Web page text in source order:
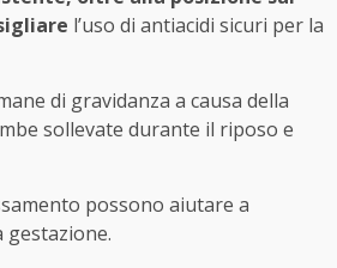
l’uso di antiacidi sicuri per la
di gravidanza a causa della
sollevate durante il riposo e
possono aiutare a
gestazione.